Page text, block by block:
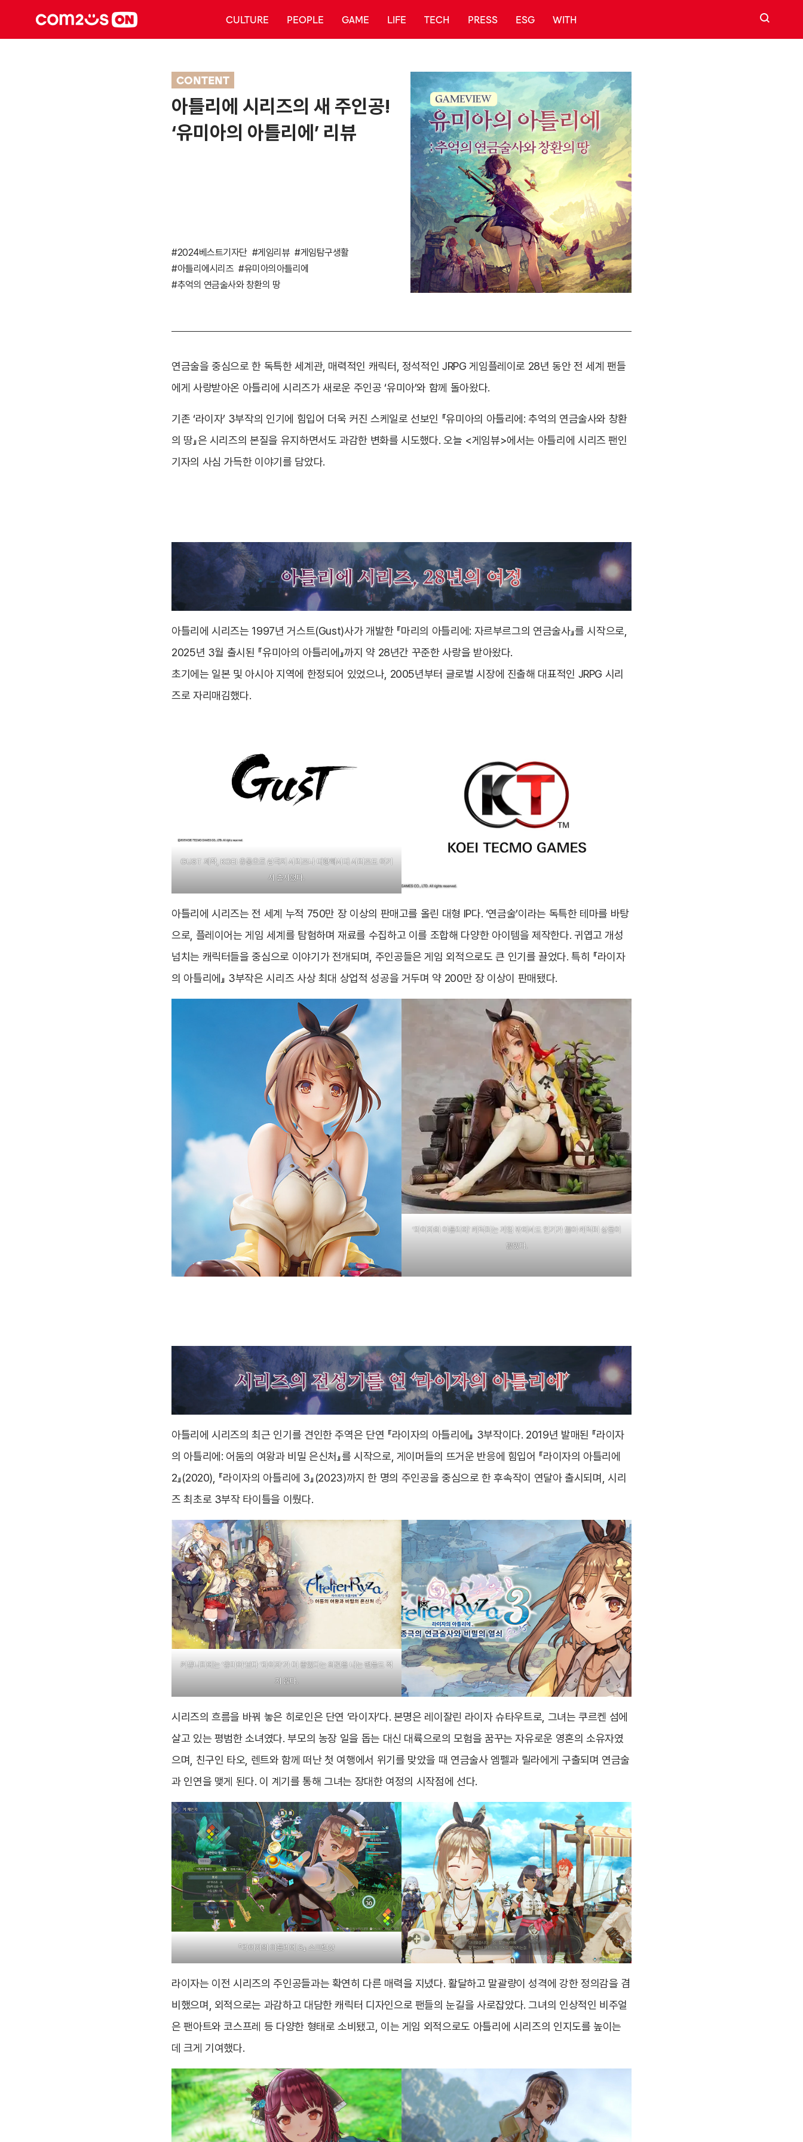
CULTURE PEOPLE GAME LIFE TECH PRESS ESG WITH 검색
CONTENT
아틀리에 시리즈의 새 주인공!
‘유미아의 아틀리에’ 리뷰
#2024베스트기자단 #게임리뷰 #게임탐구생활
#아틀리에시리즈 #유미아의아틀리에
#추억의 연금술사와 창환의 땅
연금술을 중심으로 한 독특한 세계관, 매력적인 캐릭터, 정석적인 JRPG 게임플레이로 28년 동안 전 세계 팬들
에게 사랑받아온 아틀리에 시리즈가 새로운 주인공 ‘유미아’와 함께 돌아왔다.
기존 ‘라이자’ 3부작의 인기에 힘입어 더욱 커진 스케일로 선보인 『유미아의 아틀리에: 추억의 연금술사와 창환
의 땅』은 시리즈의 본질을 유지하면서도 과감한 변화를 시도했다. 오늘 <게임뷰>에서는 아틀리에 시리즈 팬인
기자의 사심 가득한 이야기를 담았다.
아틀리에 시리즈는 1997년 거스트(Gust)사가 개발한 『마리의 아틀리에: 자르부르그의 연금술사』를 시작으로,
2025년 3월 출시된 『유미아의 아틀리에』까지 약 28년간 꾸준한 사랑을 받아왔다.
초기에는 일본 및 아시아 지역에 한정되어 있었으나, 2005년부터 글로벌 시장에 진출해 대표적인 JRPG 시리
즈로 자리매김했다.
GUST 제작, KOEI 유통으로 삼국지 시리즈나 대항해시대 시리즈도 여기
서 출시했다.
아틀리에 시리즈는 전 세계 누적 750만 장 이상의 판매고를 올린 대형 IP다. ‘연금술’이라는 독특한 테마를 바탕
으로, 플레이어는 게임 세계를 탐험하며 재료를 수집하고 이를 조합해 다양한 아이템을 제작한다. 귀엽고 개성
넘치는 캐릭터들을 중심으로 이야기가 전개되며, 주인공들은 게임 외적으로도 큰 인기를 끌었다. 특히 『라이자
의 아틀리에』 3부작은 시리즈 사상 최대 상업적 성공을 거두며 약 200만 장 이상이 판매됐다.
‘라이자의 아틀리에’ 캐릭터는 게임 밖에서도 인기가 많아 캐릭터 상품이
많았다.
아틀리에 시리즈의 최근 인기를 견인한 주역은 단연 『라이자의 아틀리에』 3부작이다. 2019년 발매된 『라이자
의 아틀리에: 어둠의 여왕과 비밀 은신처』를 시작으로, 게이머들의 뜨거운 반응에 힘입어 『라이자의 아틀리에
2』(2020), 『라이자의 아틀리에 3』(2023)까지 한 명의 주인공을 중심으로 한 후속작이 연달아 출시되며, 시리
즈 최초로 3부작 타이틀을 이뤘다.
커뮤니티에는 ‘유미아’보다 ‘라이자’가 더 좋았다는 의견을 내는 팬들도 적
지 않다.
시리즈의 흐름을 바꿔 놓은 히로인은 단연 ‘라이자’다. 본명은 레이잘린 라이자 슈타우트로, 그녀는 쿠르켄 섬에
살고 있는 평범한 소녀였다. 부모의 농장 일을 돕는 대신 대륙으로의 모험을 꿈꾸는 자유로운 영혼의 소유자였
으며, 친구인 타오, 렌트와 함께 떠난 첫 여행에서 위기를 맞았을 때 연금술사 엠펠과 릴라에게 구출되며 연금술
과 인연을 맺게 된다. 이 계기를 통해 그녀는 장대한 여정의 시작점에 선다.
『라이자의 아틀리에 3』 스크린샷
라이자는 이전 시리즈의 주인공들과는 확연히 다른 매력을 지녔다. 활달하고 말괄량이 성격에 강한 정의감을 겸
비했으며, 외적으로는 과감하고 대담한 캐릭터 디자인으로 팬들의 눈길을 사로잡았다. 그녀의 인상적인 비주얼
은 팬아트와 코스프레 등 다양한 형태로 소비됐고, 이는 게임 외적으로도 아틀리에 시리즈의 인지도를 높이는
데 크게 기여했다.